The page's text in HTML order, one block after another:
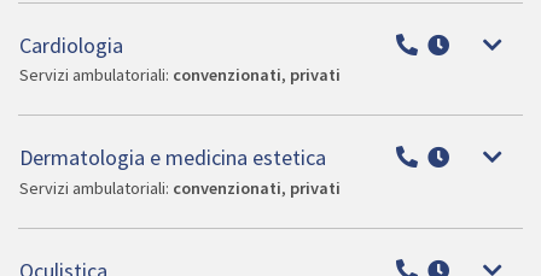
Cardiologia
Servizi ambulatoriali: convenzionati, privati
Dermatologia e medicina estetica
Servizi ambulatoriali: convenzionati, privati
Oculistica